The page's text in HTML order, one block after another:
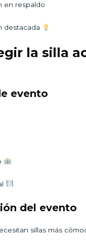
en respaldo
destacada
la silla
evento
del evento
sillas más